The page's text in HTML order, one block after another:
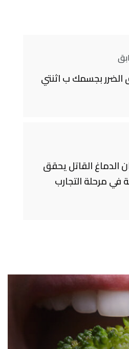
الضرر بجسمك ب اثنتي
الدماغ القاتل يحقق
في مرحلة التجارب